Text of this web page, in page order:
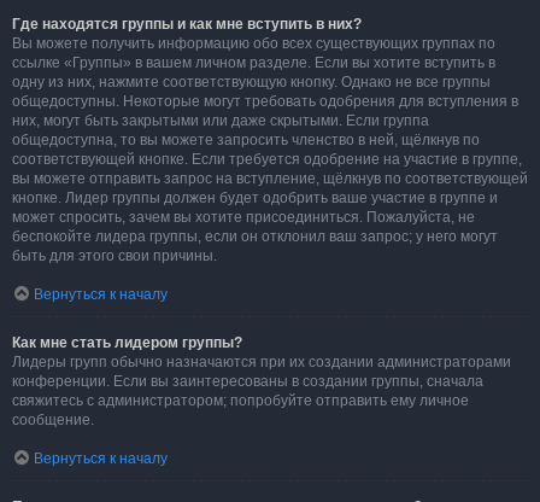
Где находятся группы и как мне вступить в них?
Вы можете получить информацию обо всех существующих группах по
ссылке «Группы» в вашем личном разделе. Если вы хотите вступить в
одну из них, нажмите соответствующую кнопку. Однако не все группы
общедоступны. Некоторые могут требовать одобрения для вступления в
них, могут быть закрытыми или даже скрытыми. Если группа
общедоступна, то вы можете запросить членство в ней, щёлкнув по
соответствующей кнопке. Если требуется одобрение на участие в группе,
вы можете отправить запрос на вступление, щёлкнув по соответствующей
кнопке. Лидер группы должен будет одобрить ваше участие в группе и
может спросить, зачем вы хотите присоединиться. Пожалуйста, не
беспокойте лидера группы, если он отклонил ваш запрос; у него могут
быть для этого свои причины.
Вернуться к началу
Как мне стать лидером группы?
Лидеры групп обычно назначаются при их создании администраторами
конференции. Если вы заинтересованы в создании группы, сначала
свяжитесь с администратором; попробуйте отправить ему личное
сообщение.
Вернуться к началу